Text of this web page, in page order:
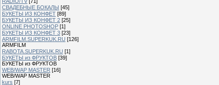
СВАДЕБНЫЕ БОКАЛЫ [45]
БУКЕТЫ ИЗ КОНФЕТ [89]
БУКЕТЫ ИЗ КОНФЕТ 2 [25]
ONLINE PHOTOSHOP [1]
БУКЕТЫ ИЗ КОНФЕТ 3 [23]
ARMFILM.SUPERKUK.RU [126]
ARMFILM
RABOTA.SUPERKUK.RU [1]
БУКЕТЫ из ФРУКТОВ [39]
БУКЕТЫ из ФРУКТОВ
WEB/WAP MASTER [16]
WEB/WAP MASTER
kurs [7]